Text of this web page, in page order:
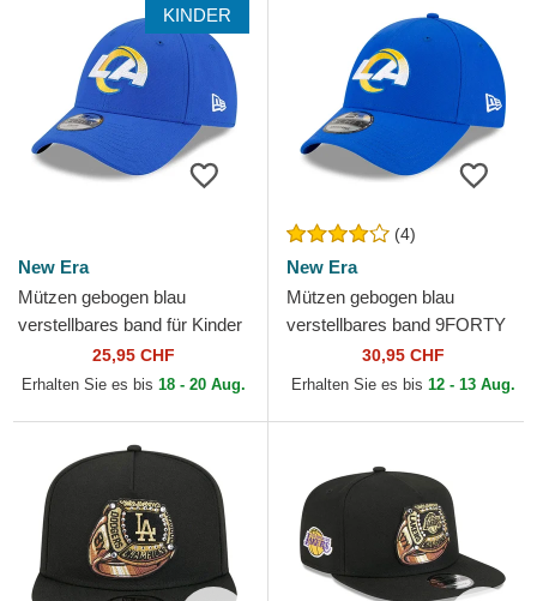
KINDER
New Era
Mützen gebogen blau
verstellbares band für Kinder
9FORTY The League der Los
Angeles Rams NFL von...
25,95 CHF
Erhalten Sie es bis 18 - 20 Aug.
(4)
New Era
Mützen gebogen blau
verstellbares band 9FORTY
The League der Los Angeles
Rams NFL von New Era
30,95 CHF
Erhalten Sie es bis 12 - 13 Aug.